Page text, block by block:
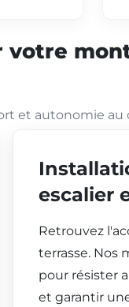
et autonomie
escalier
Retrouvez
terrasse. Nos
pour résister
et garantir